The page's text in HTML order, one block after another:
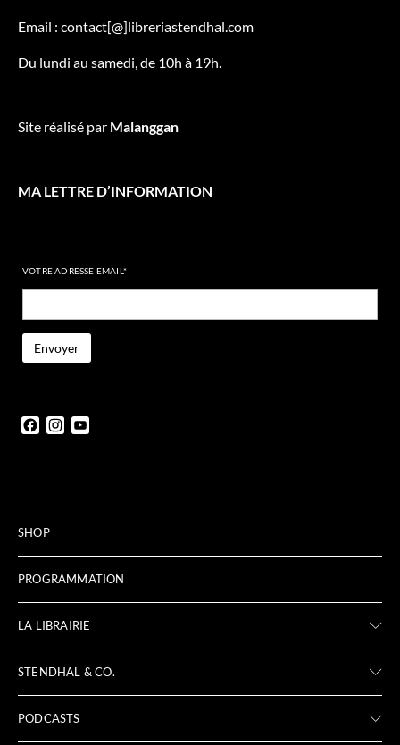
Email : contact[@]libreriastendhal.com
Du lundi au samedi, de 10h à 19h.
Site réalisé par Malanggan
MA LETTRE D’INFORMATION
VOTRE ADRESSE EMAIL*
FacebookInstagram
SHOP
PROGRAMMATION
LA LIBRAIRIE
STENDHAL & CO.
PODCASTS